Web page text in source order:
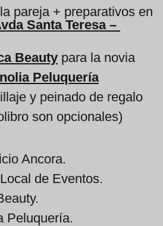
pareja + preparativos en
Santa Teresa –
Beauty para la novia
Peluquería
y peinado de regalo
son opcionales)
Ancora.
de Eventos.
Peluquería.